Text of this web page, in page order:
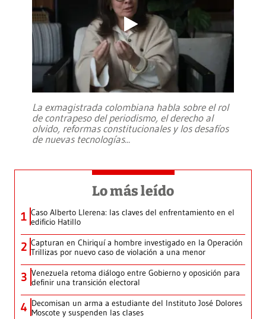
La exmagistrada colombiana habla sobre el rol
de contrapeso del periodismo, el derecho al
olvido, reformas constitucionales y los desafíos
de nuevas tecnologías...
Lo más leído
1 Caso Alberto Llerena: las claves del enfrentamiento en el
edificio Hatillo
2 Capturan en Chiriquí a hombre investigado en la Operación
Trillizas por nuevo caso de violación a una menor
3 Venezuela retoma diálogo entre Gobierno y oposición para
definir una transición electoral
4 Decomisan un arma a estudiante del Instituto José Dolores
Moscote y suspenden las clases